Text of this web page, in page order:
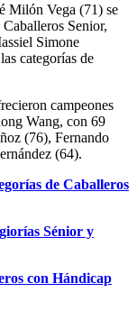
Milón Vega (71) se
Senior,
Simone
categorías de
campeones
Wang, con 69
(76), Fernando
(64).
de Caballeros
Sénior y
con Hándicap